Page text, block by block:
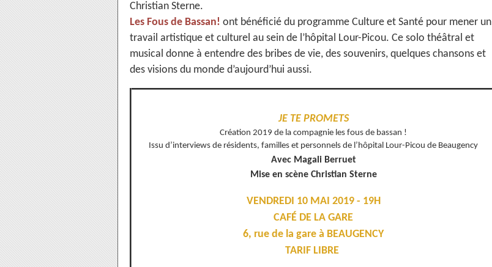
Christian Sterne.
Les Fous de Bassan! ont bénéficié du programme Culture et Santé pour mener un
travail artistique et culturel au sein de l’hôpital Lour-Picou. Ce solo théâtral et
musical donne à entendre des bribes de vie, des souvenirs, quelques chansons et
des visions du monde d’aujourd’hui aussi.
JE TE PROMETS
Création 2019 de la compagnie les fous de bassan !
Issu d’interviews de résidents, familles et personnels de l’hôpital Lour-Picou de Beaugency
Avec Magali Berruet
Mise en scène Christian Sterne
VENDREDI 10 MAI 2019 - 19H
CAFÉ DE LA GARE
6, rue de la gare à BEAUGENCY
TARIF LIBRE